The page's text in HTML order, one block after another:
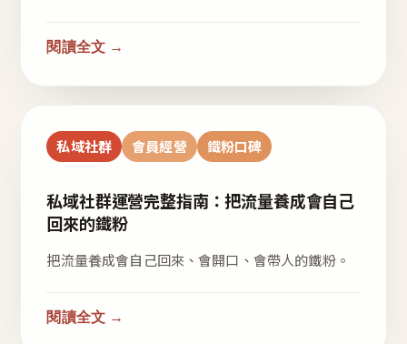
閱讀全文 →
私域社群 會員經營 鐵粉口碑
私域社群運營完整指南：把流量養成會自己
回來的鐵粉
把流量養成會自己回來、會開口、會帶人的鐵粉。
閱讀全文 →